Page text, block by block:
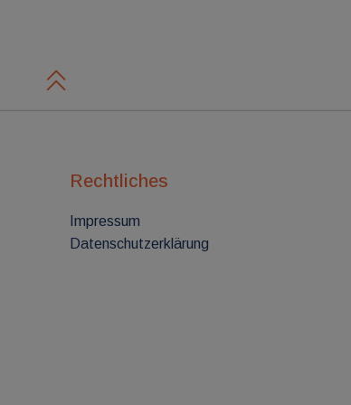
Rechtliches
Impressum
Datenschutzerklärung